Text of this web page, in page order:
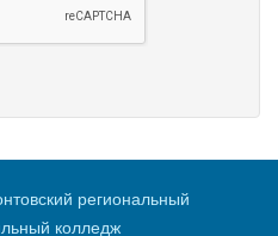
региональный
колледж